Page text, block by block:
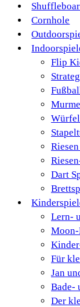
Cornhole
Flip
Dart
Lern-
Für
Jan
Bade-
Der